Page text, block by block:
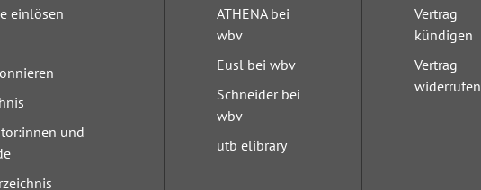
einlösen
und
ATHENA bei
wbv
Eusl bei wbv
Schneider bei
wbv
utb elibrary
Vertrag
kündigen
Vertrag
widerrufen